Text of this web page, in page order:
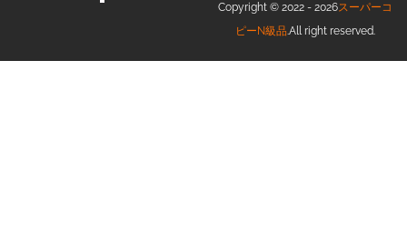
Copyright © 2022 - 2026スーパーコ
ピーN級品.All right reserved.